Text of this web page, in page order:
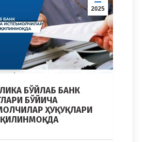
2025
БЎЙЛАБ БАНК
БЎЙИЧА
ҲУҚУҚЛАРИ